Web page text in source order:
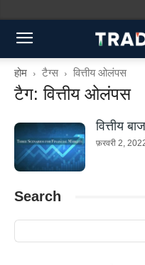
होम टैग्स वित्तीय ओलंपस
टैग: वित्तीय ओलंपस
वित्तीय
फ़रवरी 2,
Search